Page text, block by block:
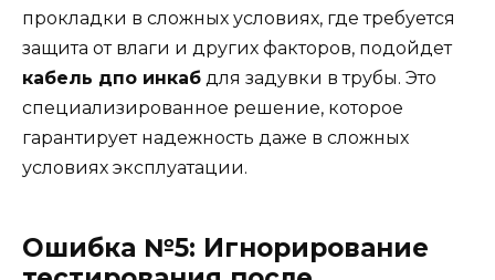
прокладки в сложных условиях, где требуется
защита от влаги и других факторов, подойдет
кабель дпо инкаб для задувки в трубы. Это
специализированное решение, которое
гарантирует надежность даже в сложных
условиях эксплуатации.
Ошибка №5: Игнорирование